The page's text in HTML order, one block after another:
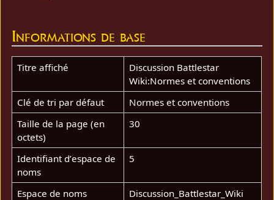
Informations de base
Titre affiché
Discussion Battlestar
Wiki:Normes et conventions
Clé de tri par défaut
Normes et conventions
Taille de la page (en
octets)
30
Identifiant dʼespace de
noms
5
Espace de noms
Discussion_Battlestar_Wiki